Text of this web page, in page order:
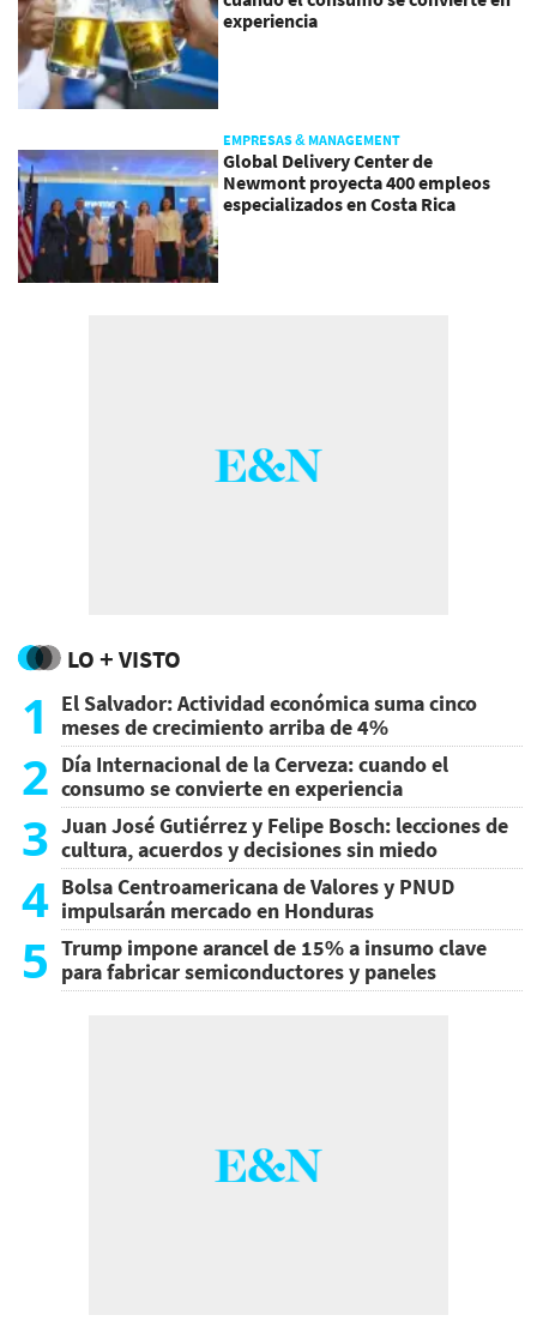
experiencia
EMPRESAS & MANAGEMENT
Global Delivery Center de
Newmont proyecta 400 empleos
especializados en Costa Rica
LO + VISTO
1
El Salvador: Actividad económica suma cinco
meses de crecimiento arriba de 4%
2 Día Internacional de la Cerveza: cuando el
consumo se convierte en experiencia
3 Juan José Gutiérrez y Felipe Bosch: lecciones de
cultura, acuerdos y decisiones sin miedo
4 Bolsa Centroamericana de Valores y PNUD
impulsarán mercado en Honduras
5 Trump impone arancel de 15% a insumo clave
para fabricar semiconductores y paneles